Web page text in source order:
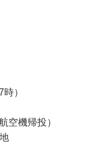
）
空機帰投）